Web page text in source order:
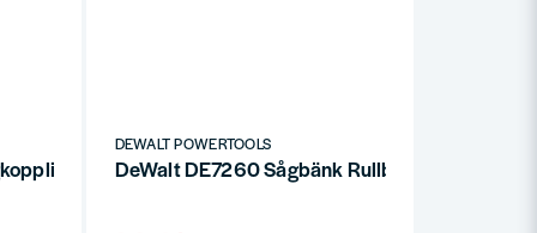
(Air-Lock)
DEWALT POWERTOOLS
DeWalt DE7260 Sågbänk Rullbar